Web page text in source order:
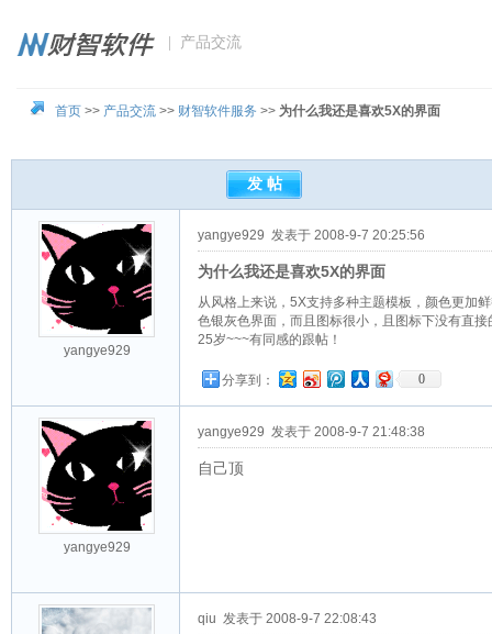
| 产品交流
首页 >> 产品交流 >> 财智软件服务 >> 为什么我还是喜欢5X的界面
yangye929
yangye929 发表于 2008-9-7 20:25:56
为什么我还是喜欢5X的界面
从风格上来说，5X支持多种主题模板，颜色更加
色银灰色界面，而且图标很小，且图标下没有直
25岁~~~有同感的跟帖！
分享到： 0
yangye929
yangye929 发表于 2008-9-7 21:48:38
自己顶
qiu 发表于 2008-9-7 22:08:43